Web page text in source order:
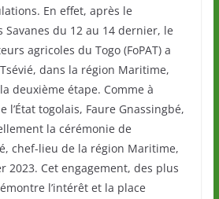
En effet, après le
Savanes du 12 au 14 dernier, le
agricoles du Togo (FoPAT) a
dans la région Maritime,
deuxième étape. Comme à
l’État togolais, Faure Gnassingbé,
la cérémonie de
chef-lieu de la région Maritime,
2023. Cet engagement, des plus
l’intérêt et la place